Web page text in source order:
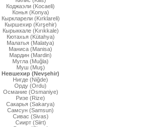
Коджаэли (Kocaeli)
Конья (Konya)
Кыркларели (Kırklareli)
Кыршехир (Kırşehir)
Кырыккале (Kırıkkale)
Кютахья (Kütahya)
Малатья (Malatya)
Маниса (Manisa)
Мардин (Mardin)
Мугла (Muğla)
Муш (Muş)
Невшехир (Nevşehir)
Нигде (Niğde)
Орду (Ordu)
Османие (Osmaniye)
Ризе (Rize)
Сакарья (Sakarya)
Самсун (Samsun)
Сивас (Sivas)
Сиирт (Siirt)